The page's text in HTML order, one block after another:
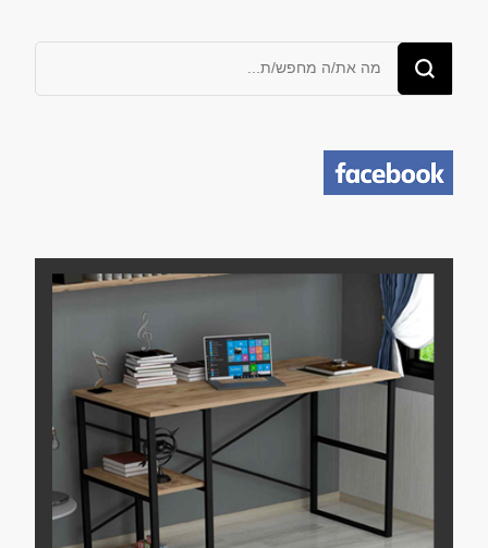
מחפש/ת
משהו?